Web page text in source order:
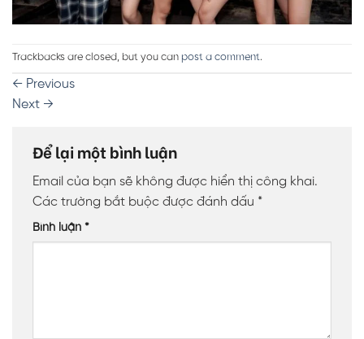
Trackbacks are closed, but you can post a comment.
← Previous
Next →
Để lại một bình luận
Email của bạn sẽ không được hiển thị công khai.
Các trường bắt buộc được đánh dấu *
Bình luận *